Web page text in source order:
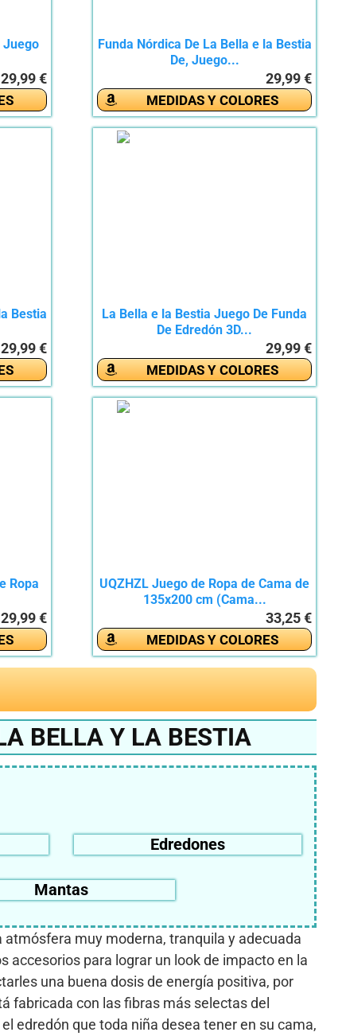
Juego
29,99 €
Funda Nórdica De La Bella e la Bestia
De, Juego...
29,99 €
MEDIDAS Y COLORES
Bestia
29,99 €
La Bella e la Bestia Juego De Funda
De Edredón 3D...
29,99 €
MEDIDAS Y COLORES
Ropa
29,99 €
UQZHZL Juego de Ropa de Cama de
135x200 cm (Cama...
33,25 €
MEDIDAS Y COLORES
BELLA Y LA BESTIA
Edredones
Mantas
atmósfera muy moderna, tranquila y adecuada
accesorios para lograr un look de impacto en la
una buena dosis de energía positiva, por
fabricada con las fibras más selectas del
edredón que toda niña desea tener en su cama,